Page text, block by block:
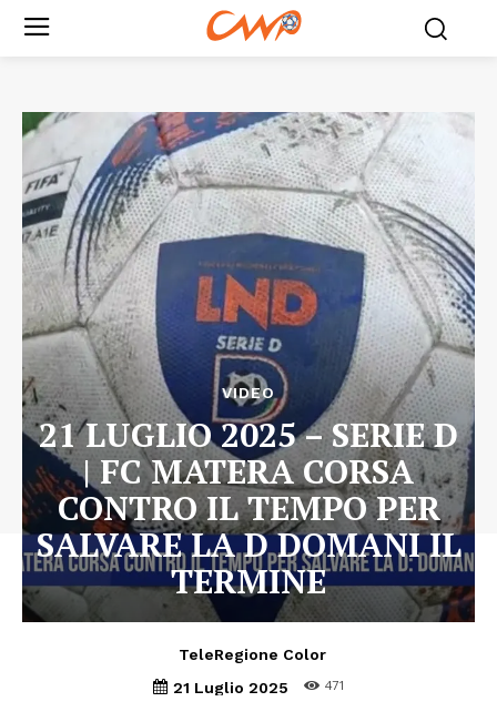
VIDEO
21 LUGLIO 2025 – SERIE D
| FC MATERA CORSA
CONTRO IL TEMPO PER
SALVARE LA D DOMANI IL
TERMINE
TeleRegione Color
21 Luglio 2025
471